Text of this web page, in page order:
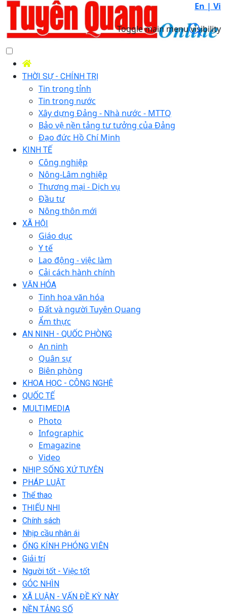
En | Vi
Toggle main menu visibility
THỜI SỰ - CHÍNH TRỊ
Tin trong tỉnh
Tin trong nước
Xây dựng Đảng - Nhà nước - MTTQ
Bảo vệ nền tảng tư tưởng của Đảng
Đạo đức Hồ Chí Minh
KINH TẾ
Công nghiệp
Nông-Lâm nghiệp
Thương mại - Dịch vụ
Đầu tư
Nông thôn mới
XÃ HỘI
Giáo dục
Y tế
Lao động - việc làm
Cải cách hành chính
VĂN HÓA
Tinh hoa văn hóa
Đất và người Tuyên Quang
Ẩm thực
AN NINH - QUỐC PHÒNG
An ninh
Quân sự
Biên phòng
KHOA HỌC - CÔNG NGHỆ
QUỐC TẾ
MULTIMEDIA
Photo
Infographic
Emagazine
Video
NHỊP SỐNG XỨ TUYÊN
PHÁP LUẬT
Thể thao
THIẾU NHI
Chính sách
Nhịp cầu nhân ái
ỐNG KÍNH PHÓNG VIÊN
Giải trí
Người tốt - Việc tốt
GÓC NHÌN
XÃ LUẬN - VẤN ĐỀ KỲ NÀY
NỀN TẢNG SỐ